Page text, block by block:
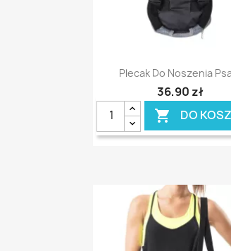
Szybki podgląd
Plecak Do Noszenia
36,90 zł
 DO